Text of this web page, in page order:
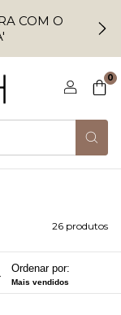
COM O
0
26 produtos
Ordenar por:
Mais vendidos